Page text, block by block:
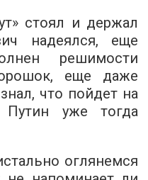
стоял и держал
надеялся, еще
решимости
еще даже
что пойдет на
уже тогда
оглянемся